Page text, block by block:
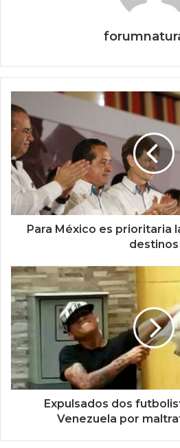
Para México es prioritaria
destinos
Expulsados dos
Venezuela por